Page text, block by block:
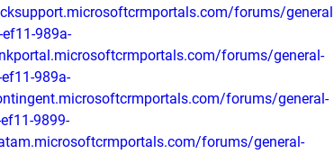
forums/general
989a-
forums/general-
989a-
forums/general-
9899-
forums/general-